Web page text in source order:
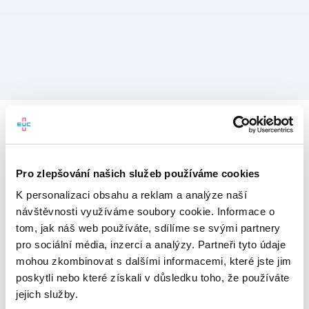
Pro zlepšování našich služeb používáme cookies
K personalizaci obsahu a reklam a analýze naší
návštěvnosti využíváme soubory cookie. Informace o
tom, jak náš web používáte, sdílíme se svými partnery
pro sociální média, inzerci a analýzy. Partneři tyto údaje
mohou zkombinovat s dalšími informacemi, které jste jim
poskytli nebo které získali v důsledku toho, že používáte
jejich služby.
Vítejte v mojeEUC